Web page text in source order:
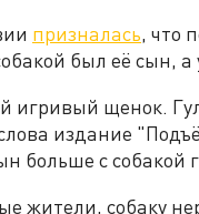
призналась, что
был её сын,
игривый щенок.
издание
больше с собакой
жители, собаку